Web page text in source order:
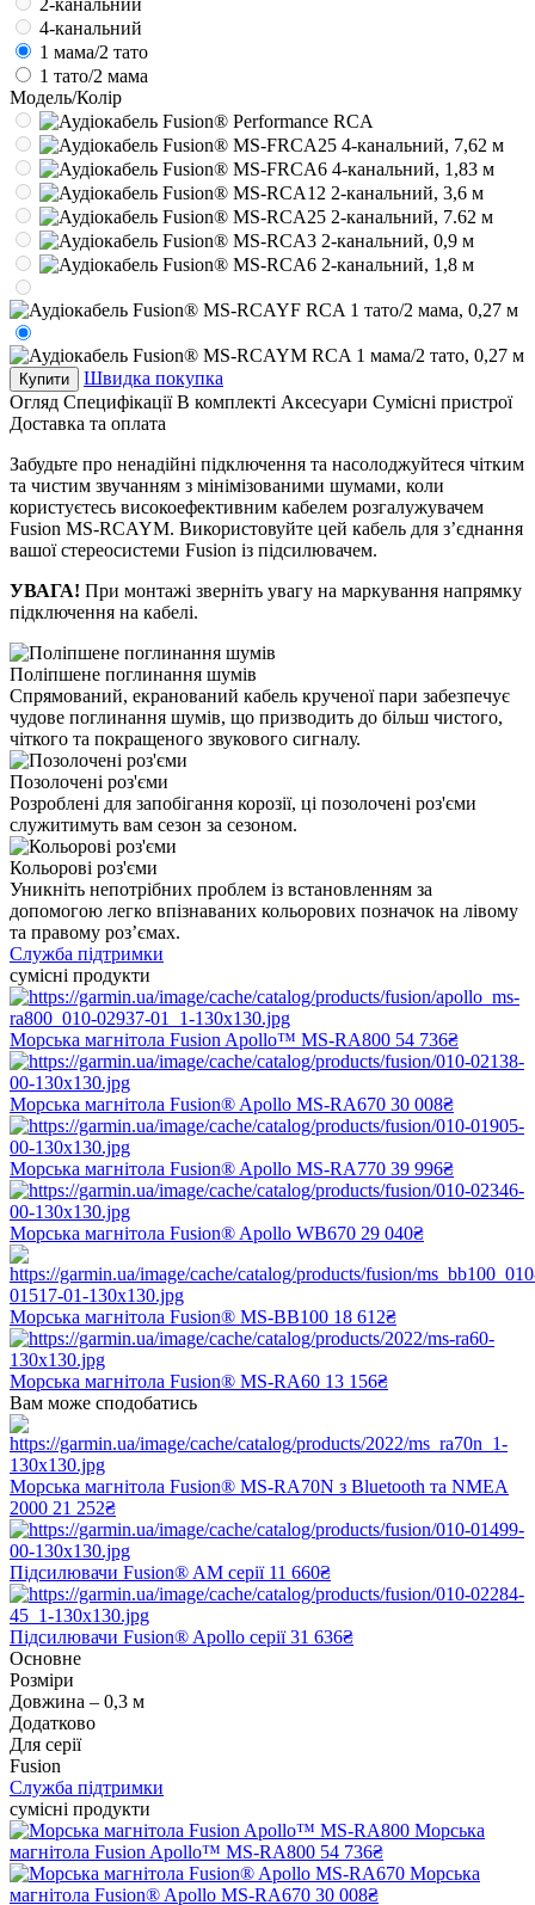
4-канальний
1 мама/2 тато
1 тато/2 мама
Модель/Колір
Купити
Швидка покупка
Огляд Специфікації В комплекті Аксесуари Сумісні пристрої
Доставка та оплата
Забудьте про ненадійні підключення та насолоджуйтеся чітким
та чистим звучанням з мінімізованими шумами, коли
користуєтесь високоефективним кабелем розгалужувачем
Fusion MS-RCAYM. Використовуйте цей кабель для з’єднання
вашої стереосистеми Fusion із підсилювачем.
УВАГА! При монтажі зверніть увагу на маркування напрямку
підключення на кабелі.
Поліпшене поглинання шумів
Спрямований, екранований кабель крученої пари забезпечує
чудове поглинання шумів, що призводить до більш чистого,
чіткого та покращеного звукового сигналу.
Позолочені роз'єми
Розроблені для запобігання корозії, ці позолочені роз'єми
служитимуть вам сезон за сезоном.
Кольорові роз'єми
Уникніть непотрібних проблем із встановленням за
допомогою легко впізнаваних кольорових позначок на лівому
та правому роз’ємах.
Служба підтримки
сумісні продукти
Морська магнітола Fusion Apollo™ MS-RA800 54 736₴
Морська магнітола Fusion® Apollo MS-RA670 30 008₴
Морська магнітола Fusion® Apollo MS-RA770 39 996₴
Морська магнітола Fusion® Apollo WB670 29 040₴
Морська магнітола Fusion® MS-BB100 18 612₴
Морська магнітола Fusion® MS-RA60 13 156₴
Вам може сподобатись
Морська магнітола Fusion® MS-RA70N з Bluetooth та NMEA
2000 21 252₴
Підсилювачи Fusion® AM серії 11 660₴
Підсилювачи Fusion® Apollo серії 31 636₴
Основне
Розміри
Довжина – 0,3 м
Додатково
Для серії
Fusion
Служба підтримки
сумісні продукти
Морська
магнітола Fusion Apollo™ MS-RA800 54 736₴
Морська
магнітола Fusion® Apollo MS-RA670 30 008₴